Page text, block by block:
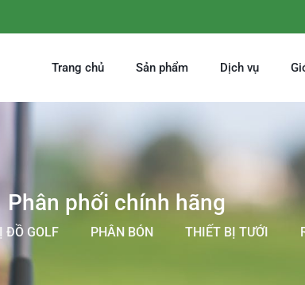
Trang chủ Sản phẩm Dịch vụ
Phân phối chính hãng
ĐỒ GOLF PHÂN BÓN THIẾT BỊ TƯỚI